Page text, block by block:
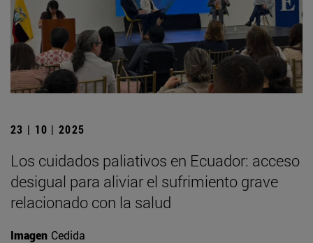
23 | 10 | 2025
Los cuidados paliativos en Ecuador: acceso
desigual para aliviar el sufrimiento grave
relacionado con la salud
Imagen Cedida